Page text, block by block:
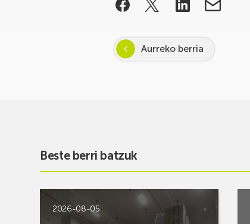
Aurreko berria
Beste berri batzuk
2026-08-05